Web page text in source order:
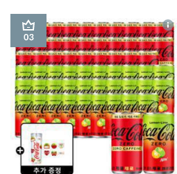
3
상
세